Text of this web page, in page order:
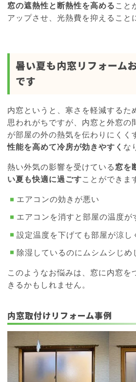
窓の遮熱性と断熱性を高める こと
アップさせ、光熱費を抑えること
暑い夏も内窓リフォーム
です
内窓というと、寒さを軽減するた
思われがちですが、内窓と外窓の
が部屋の外の熱気を伝わりにくく
性能を高めて冷房が効きやすく な
熱い外気の影響を受けている 窓を
い夏も快適に過ごすことができま
エアコンの効きが悪い
エアコンを消すと部屋の温度が
設定温度を下げても部屋が涼し
除湿しているのにムシムシじめ
このようなお悩みは、窓に内窓を
きるかもしれません。
内窓取付けリフォーム事例